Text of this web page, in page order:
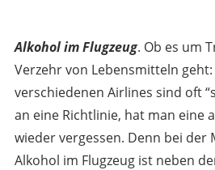
Alkohol im Flugzeug. Ob es um
Verzehr von Lebensmitteln
verschiedenen Airlines sind oft
an eine Richtlinie, hat man eine
wieder vergessen. Denn bei der
Alkohol im Flugzeug ist neben